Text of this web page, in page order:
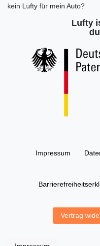
kein Lufty für mein Auto?
Lufty
Impressum
Vertrag